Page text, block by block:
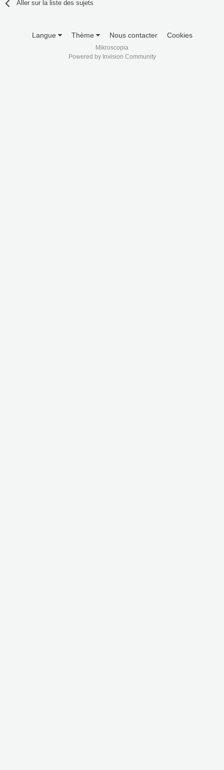
Aller sur la liste des sujets
Langue Thème Nous contacter Cookies
Mikroscopia
Powered by Invision Community